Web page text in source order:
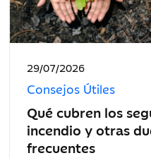
Fecha
de
publicación:
29/07/2026
Consejos Útiles
Qué cubren los
incendio y otras
frecuentes